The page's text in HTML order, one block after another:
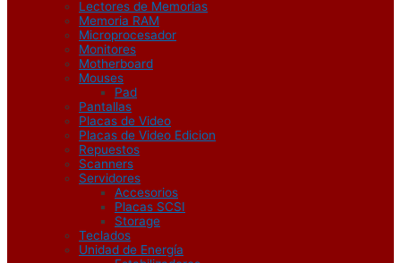
Lectores de Memorias
Memoria RAM
Microprocesador
Monitores
Motherboard
Mouses
Pad
Pantallas
Placas de Video
Placas de Video Edicion
Repuestos
Scanners
Servidores
Accesorios
Placas SCSI
Storage
Teclados
Unidad de Energía